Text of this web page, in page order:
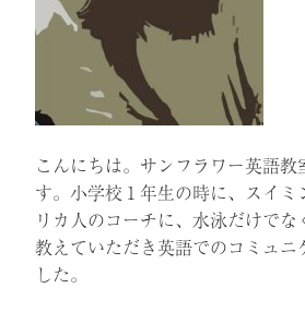
こんにちは。サンフラワー英語
す。小学校１年生の時に、スイミ
リカ人のコーチに、水泳だけで
教えていただき英語でのコミュニ
した。